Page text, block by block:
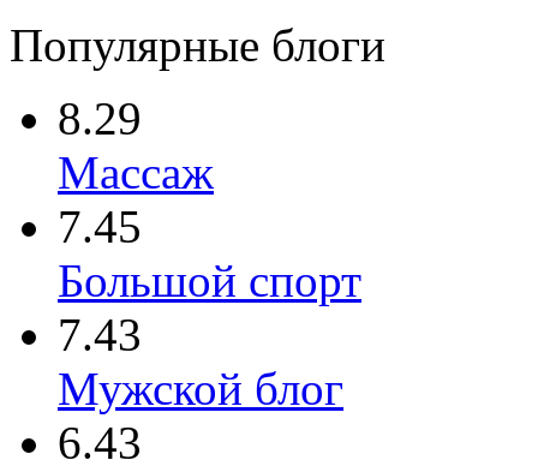
Популярные блоги
8.29
Массаж
7.45
Большой спорт
7.43
Мужской блог
6.43